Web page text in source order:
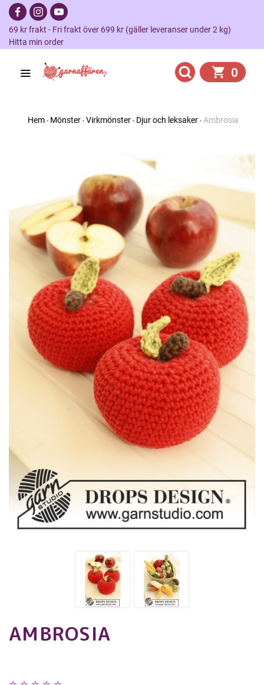
69 kr frakt - Fri frakt över 699 kr (gäller leveranser under 2 kg)
Hitta min order
0
Hem Mönster Virkmönster Djur och leksaker Ambrosia
AMBROSIA